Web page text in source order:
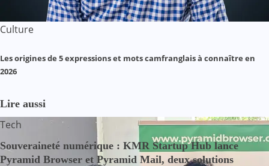
Culture
Les origines de 5 expressions et mots camfranglais à connaître en
2026
Lire aussi
Tech
Souveraineté numérique : KMR Startup Hub lance
Pyramid Browser et Pyramid Mail, deux solutions